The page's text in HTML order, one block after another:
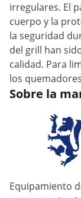
irregulares. El
cuerpo y la
la seguridad
del grill han
calidad. Para
los
Sobre la
Equipamiento